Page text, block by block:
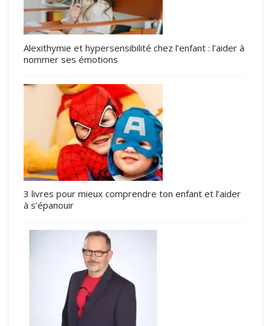
Alexithymie et hypersensibilité chez l’enfant : l’aider à
nommer ses émotions
3 livres pour mieux comprendre ton enfant et l’aider
à s’épanouir